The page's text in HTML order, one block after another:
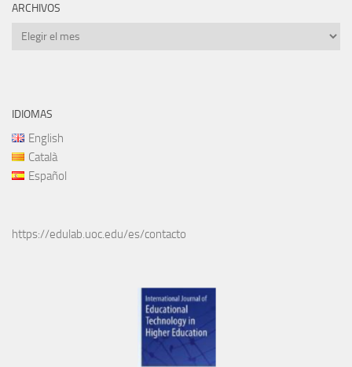
ARCHIVOS
Archivos
IDIOMAS
English
Català
Español
https://edulab.uoc.edu/es/contacto